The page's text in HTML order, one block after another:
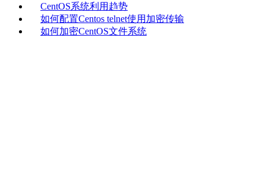
CentOS系统利用趋势
如何配置Centos telnet使用加密传输
如何加密CentOS文件系统